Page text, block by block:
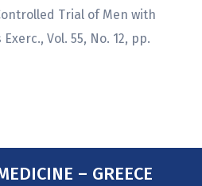
Trial of Men with
Vol. 55, No. 12, pp.
– GREECE